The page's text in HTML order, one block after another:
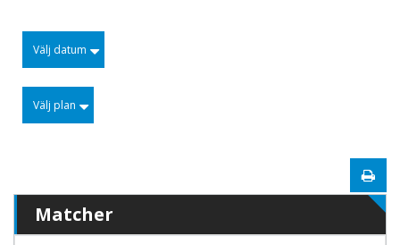
Välj datum
Välj plan
Matcher